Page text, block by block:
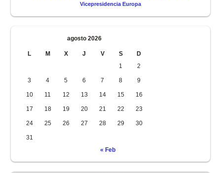
Vicepresidencia Europa
agosto 2026
L M X J V S
D
1
2
3 4 5 6 7 8 9
10 11 12 13 14 15 16
17 18 19 20 21 22 23
24 25 26 27 28 29 30
31
« Feb